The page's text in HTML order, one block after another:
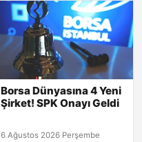
Borsa Dünyasına 4 Yeni
Şirket! SPK Onayı Geldi
6 Ağustos 2026 Perşembe